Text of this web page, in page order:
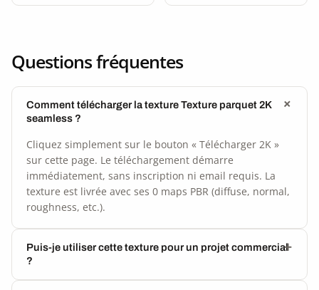
Questions fréquentes
Comment télécharger la texture Texture parquet 2K
seamless ?
Cliquez simplement sur le bouton « Télécharger 2K »
sur cette page. Le téléchargement démarre
immédiatement, sans inscription ni email requis. La
texture est livrée avec ses 0 maps PBR (diffuse, normal,
roughness, etc.).
Puis-je utiliser cette texture pour un projet commercial
?